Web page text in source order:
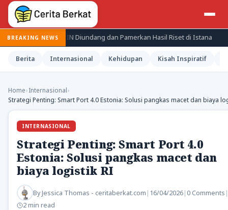
BREAKING NEWS
Periset BRIN Diundang dan Pamerkan Hasil Riset di Istana
Berita Internasional Kehidupan Kisah Inspiratif
Home›Internasional›
Strategi Penting: Smart Port 4.0 Estonia: Solusi pangkas macet dan biaya
INTERNASIONAL
Strategi Penting: Smart Port 4.0
Estonia: Solusi pangkas macet dan
biaya logistik RI
ByJessica Thomas - ceritaberkat.com | 16/04/2026| 0 Comments |
2 min read